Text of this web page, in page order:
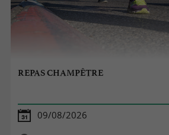
REPAS CHAMPÊTRE
09/08/2026